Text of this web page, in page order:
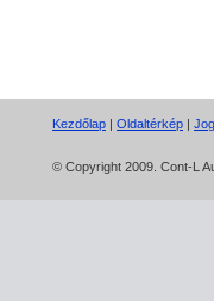
Kezdőlap | Oldaltérkép |
© Copyright 2009. Cont-L